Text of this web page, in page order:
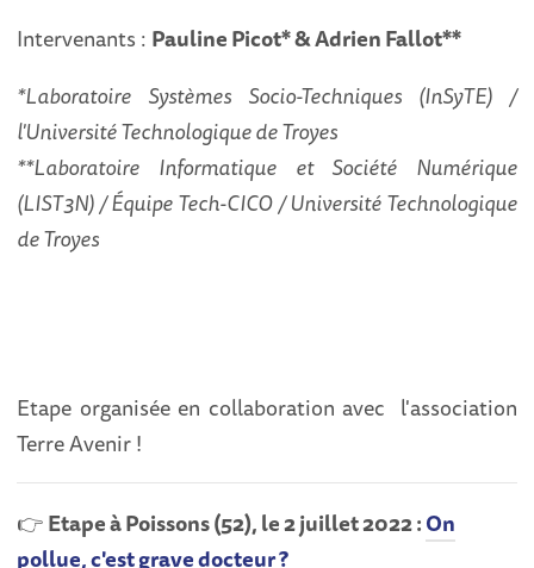
Intervenants : Pauline Picot* & Adrien Fallot**
*Laboratoire Systèmes Socio-Techniques (InSyTE) /
l'Université Technologique de Troyes
**Laboratoire Informatique et Société Numérique
(LIST3N) / Équipe Tech-CICO / Université Technologique
de Troyes
Etape organisée en collaboration avec l'association
Terre Avenir !
👉Etape à Poissons (52), le 2 juillet 2022 :On
pollue, c'est grave docteur ?